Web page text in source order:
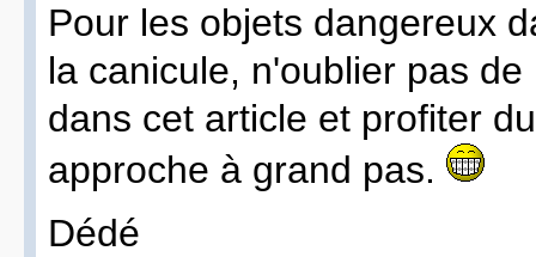
Pour les objets dangereux
la canicule, n'oublier pas
dans cet article et profiter
approche à grand pas.
Dédé